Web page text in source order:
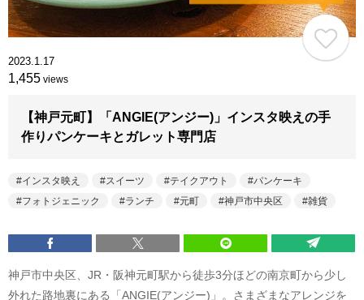
2023.1.17
1,455 views
【神戸元町】「ANGIE(アンジー)」インスタ映えの手
作りパンケーキとガレット専門店
インスタ映え スイーツ テイクアウト
パンケーキ
フォトジェニック
ランチ 元町 神戸市中央区 雑貨
神戸市中央区、JR・阪神元町駅から徒歩3分ほどの南京町から少し
外れた路地裏にある「ANGIE(アンジー)」。さまざまなアレンジを